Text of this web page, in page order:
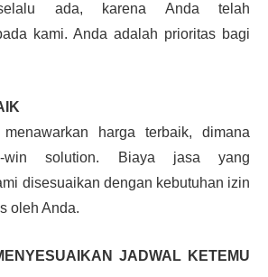
selalu ada, karena Anda telah
kami. Anda adalah prioritas bagi
harga terbaik, dimana
win solution. Biaya jasa yang
disesuaikan dengan kebutuhan izin
oleh Anda.
JADWAL KETEMU